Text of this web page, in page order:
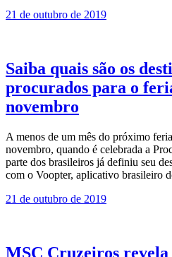
21 de outubro de 2019
Saiba quais são os
procurados para o
novembro
A menos de um mês do próximo
novembro, quando é celebrada a
parte dos brasileiros já definiu seu
com o Voopter, aplicativo brasileiro
21 de outubro de 2019
MSC Cruzeiros revela